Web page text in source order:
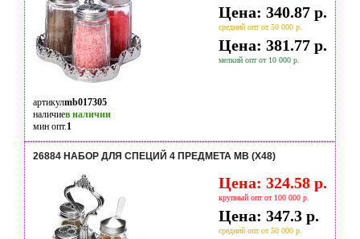
Цена: 340.87 р.
средний опт от 50 000 р.
Цена: 381.77 р.
мелкий опт от 10 000 р.
артикулmb017305
наличиев наличии
мин опт.1
26884 НАБОР ДЛЯ СПЕЦИЙ 4 ПРЕДМЕТА MB (Х48)
Цена: 324.58 р.
крупный опт от 100 000 р.
Цена: 347.3 р.
средний опт от 50 000 р.